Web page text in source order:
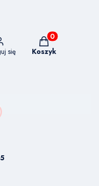
się
Produkty w
Koszyk